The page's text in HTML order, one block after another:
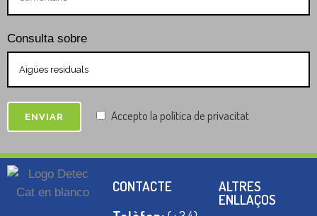
Consulta sobre
Accepto la política de privacitat
CONTACTE
ALTRES
ENLLAÇOS